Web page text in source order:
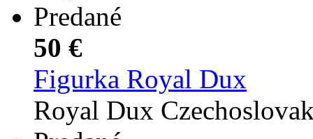
Predané
50 €
Figurka Royal Dux
Royal Dux